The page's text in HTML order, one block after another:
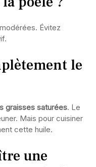
Évitez
le
graisses saturées. Le
Mais pour cuisiner
cette huile.
une